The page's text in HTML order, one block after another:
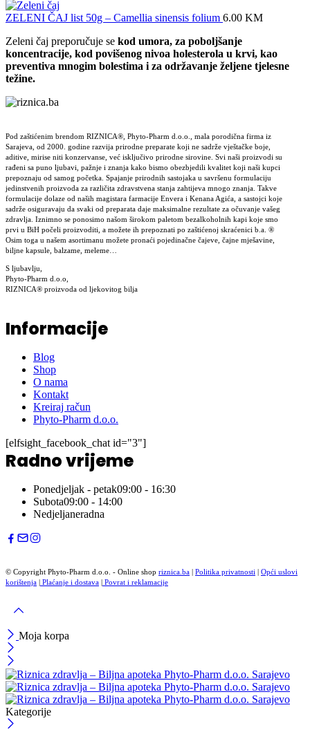
ZELENI ČAJ list 50g – Camellia sinensis folium 6.00 KM
Zeleni čaj preporučuje se kod umora, za poboljšanje
koncentracije, kod povišenog nivoa holesterola u krvi, kao
preventiva mnogim bolestima i za održavanje željene tjelesne
težine.
Pod zaštićenim brendom RIZNICA®, Phyto-Pharm d.o.o., mala porodična firma iz
Sarajeva, od 2000. godine razvija prirodne preparate koji ne sadrže vještačke boje,
aditive, mirise niti konzervanse, već isključivo prirodne sirovine. Svi naši proizvodi su
rađeni sa puno ljubavi, pažnje i znanja kako bismo obezbjedili kvalitet koji naši kupci
prepoznaju od samog početka. Spajanje prirodnih sastojaka u savršenu formulaciju
jedinstvenih proizvoda za različita zdravstvena stanja zahtijeva mnogo znanja. Takve
formulacije dolaze od naših magistara farmacije Envera i Kenana Agića, a sastojci koje
sadrže osiguravaju da svaki od preparata daje maksimalne rezultate za očuvanje vašeg
zdravlja. Iznimno se ponosimo našom širokom paletom bezalkoholnih kapi koje smo
prvi u BiH počeli proizvoditi, a možete ih prepoznati po zaštićenoj skraćenici b.a. ®
Osim toga u našem asortimanu možete pronaći pojedinačne čajeve, čajne mješavine,
biljne kapsule, balzame, meleme…
S ljubavlju,
Phyto-Pharm d.o.o,
RIZNICA® proizvoda od ljekovitog bilja
Informacije
Blog
Shop
O nama
Kontakt
Kreiraj račun
Phyto-Pharm d.o.o.
[elfsight_facebook_chat id="3"]
Radno vrijeme
Ponedjeljak - petak09:00 - 16:30
Subota09:00 - 14:00
Nedjeljaneradna
© Copyright Phyto-Pharm d.o.o. - Online shop riznica.ba | Politika privatnosti | Opći uslovi
korištenja | Plaćanje i dostava | Povrat i reklamacije
Moja korpa
Kategorije